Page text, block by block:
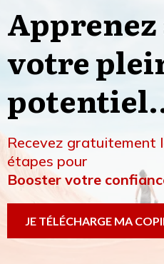
votre
Recevez gratuitement
étapes pour
Booster votre
JE TÉLÉCHARGE MA